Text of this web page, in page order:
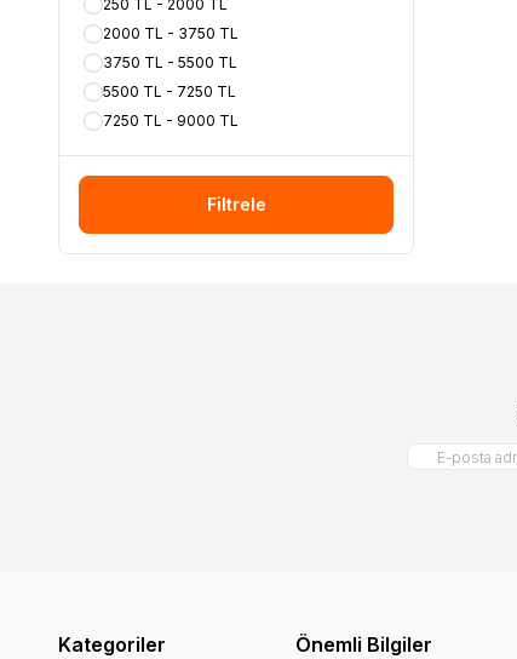
250 TL - 2000 TL
2000 TL - 3750 TL
3750 TL - 5500 TL
5500 TL - 7250 TL
7250 TL - 9000 TL
Filtrele
Kategoriler Önemli Bilgiler